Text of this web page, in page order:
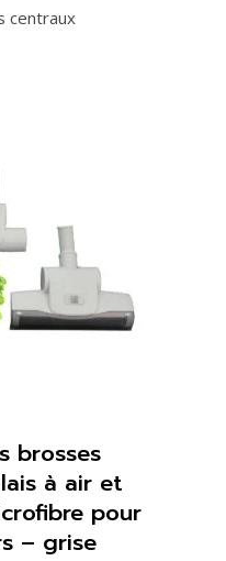
centraux
brosses
à air et
pour
– grise